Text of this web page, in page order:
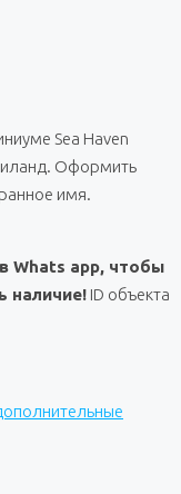
Sea Haven
Оформить
имя.
Whats app, чтобы
наличие! ID объекта